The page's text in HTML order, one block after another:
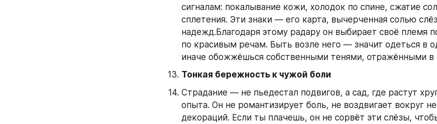
сигналам: покалывание кожи, холодок по спине, сжатие
сплетения. Эти знаки — его карта, вычерченная солью
надежд.Благодаря этому радару он выбирает своё племя
по красивым речам. Быть возле него — значит одеться в
иначе обожжёшься собственными тенями, отражёнными в
Тонкая бережность к чужой боли
Страдание — не пьедестал подвигов, а сад, где растут
опыта. Он не романтизирует боль, не воздвигает вокруг
декораций. Если ты плачешь, он не сорвёт эти слёзы,